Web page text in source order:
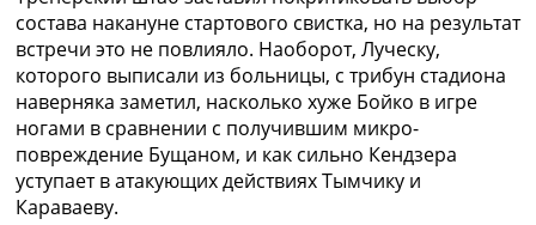
состава накануне стартового свистка, но на результат
встречи это не повлияло. Наоборот, Луческу,
которого выписали из больницы, с трибун стадиона
наверняка заметил, насколько хуже Бойко в игре
ногами в сравнении с получившим микро-
повреждение Бущаном, и как сильно Кендзера
уступает в атакующих действиях Тымчику и
Караваеву.